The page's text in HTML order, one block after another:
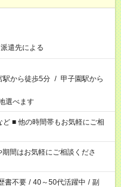
遣先による
駅から徒歩5分 / 甲子園駅から
選べます
ご相
間はお気軽にご相談くださ
書不要 / 40～50代活躍中 / 副